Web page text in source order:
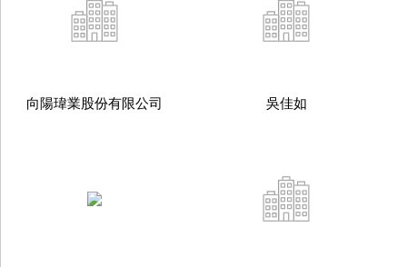
向陽瑋業股份有限公司 吳佳如